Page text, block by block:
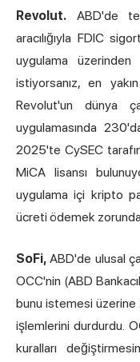
Revolut. ABD'de
aracılığıyla FDIC
uygulama
istiyorsanız, en
Revolut'un dünya
uygulamasında
2025'te CySEC
MiCA lisansı
uygulama içi kripto
ücreti ödemek zorunda
SoFi, ABD'de ulusal
OCC'nin (ABD
bunu istemesi
işlemlerini durdurdu.
kuralları